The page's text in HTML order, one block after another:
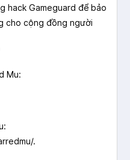
hack Gameguard để bảo
cho cộng đồng người
Mu:
.